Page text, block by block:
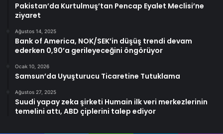
Pakistan’da Kurtulmuş’tan Pencap Eyalet Meclisi’ne
ziyaret
Ağustos 14, 2025
Bank of America, NOK/SEK’in düşüş trendi devam
ederken 0,90’a gerileyeceğini öngörüyor
Ocak 10, 2026
Samsun’da Uyuşturucu Ticaretine Tutuklama
Ağustos 27, 2025
Suudi yapay zeka şirketi Humain ilk veri merkezlerinin
temelini attı, ABD çiplerini talep ediyor